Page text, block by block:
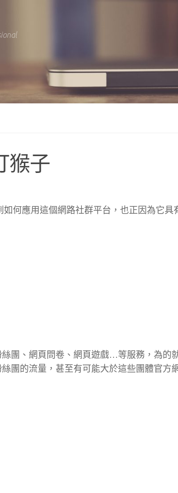
猴子
何應用這個網路社群平台，也正因為它具
團、網頁問卷、網頁遊戲…等服務，為的
團的流量，甚至有可能大於這些團體官方